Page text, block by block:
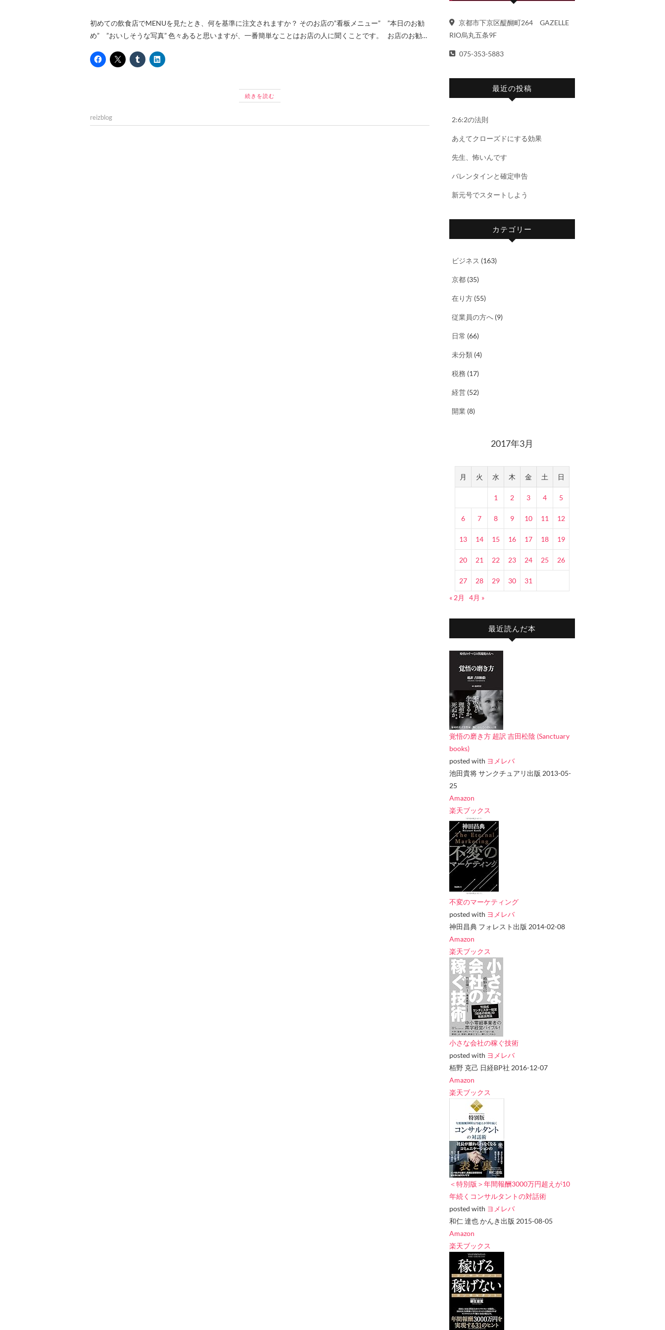
初めての飲食店でMENUを見たとき、何を基準に注文されますか？ そのお店の”看板メニュー” ”本日のお勧
め” ”おいしそうな写真” 色々あると思いますが、一番簡単なことはお店の人に聞くことです。 お店のお勧…
続きを読む
reizblog
京都市下京区醍醐町264 GAZELLE
RIO烏丸五条9F
075-353-5883
最近の投稿
2:6:2の法則
あえてクローズドにする効果
先生、怖いんです
バレンタインと確定申告
新元号でスタートしよう
カテゴリー
ビジネス (163)
京都 (35)
在り方 (55)
従業員の方へ (9)
日常 (66)
未分類 (4)
税務 (17)
経営 (52)
開業 (8)
2017年3月
月 火 水 木 金 土 日
1 2 3 4 5
6 7 8 9 10 11 12
13 14 15 16 17 18 19
20 21 22 23 24 25 26
27 28 29 30
31
« 2月
4月 »
最近読んだ本
覚悟の磨き方 超訳 吉田松陰 (Sanctuary
books)
posted with ヨメレバ
池田貴将 サンクチュアリ出版 2013-05-
25
Amazon
楽天ブックス
不変のマーケティング
posted with ヨメレバ
神田昌典 フォレスト出版 2014-02-08
Amazon
楽天ブックス
小さな会社の稼ぐ技術
posted with ヨメレバ
栢野 克己 日経BP社 2016-12-07
Amazon
楽天ブックス
＜特別版＞年間報酬3000万円超えが10
年続くコンサルタントの対話術
posted with ヨメレバ
和仁 達也 かんき出版 2015-08-05
Amazon
楽天ブックス